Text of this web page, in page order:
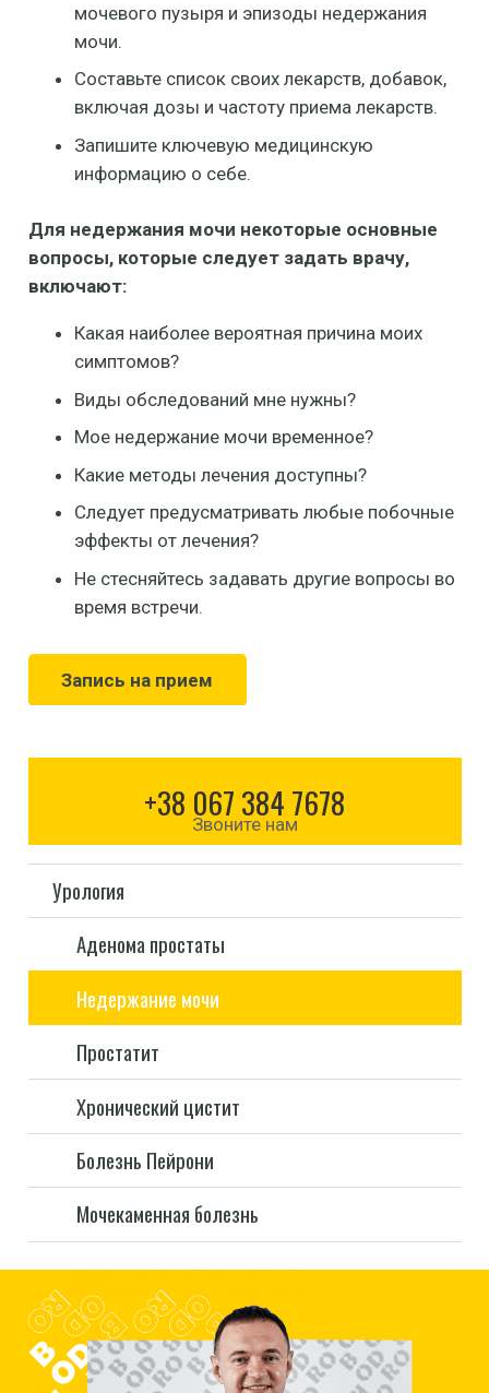
мочевого пузыря и эпизоды недержания
мочи.
Составьте список своих лекарств, добавок,
включая дозы и частоту приема лекарств.
Запишите ключевую медицинскую
информацию о себе.
Для недержания мочи некоторые основные
вопросы, которые следует задать врачу,
включают:
Какая наиболее вероятная причина моих
симптомов?
Виды обследований мне нужны?
Мое недержание мочи временное?
Какие методы лечения доступны?
Следует предусматривать любые побочные
эффекты от лечения?
Не стесняйтесь задавать другие вопросы во
время встречи.
Запись на прием
+38 067 384 7678
Звоните нам
Урология
Аденома простаты
Недержание мочи
Простатит
Хронический цистит
Болезнь Пейрони
Мочекаменная болезнь